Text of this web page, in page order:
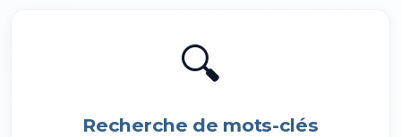
🔍
Recherche de mots-clés